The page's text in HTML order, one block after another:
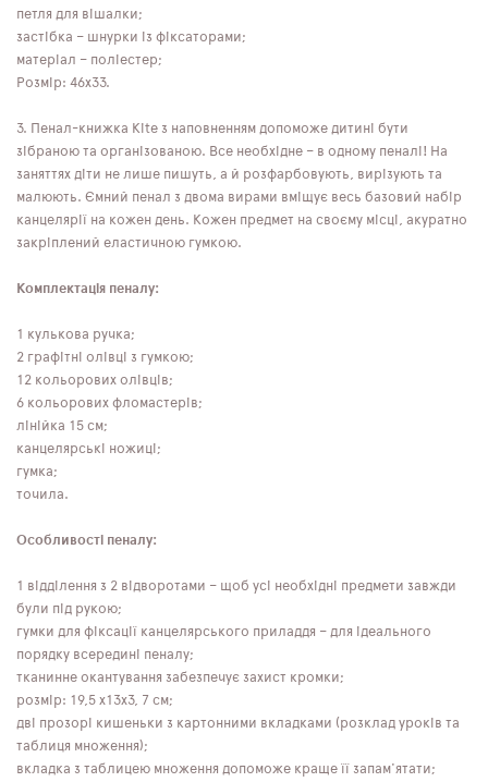
петля для вішалки;
застібка – шнурки із фіксаторами;
матеріал – поліестер;
Розмір: 46x33.
3. Пенал-книжка Kite з наповненням допоможе дитині бути
зібраною та організованою. Все необхідне – в одному пеналі! На
заняттях діти не лише пишуть, а й розфарбовують, вирізують та
малюють. Ємний пенал з двома вирами вміщує весь базовий набір
канцелярії на кожен день. Кожен предмет на своєму місці, акуратно
закріплений еластичною гумкою.
Комплектація пеналу:
1 кулькова ручка;
2 графітні олівці з гумкою;
12 кольорових олівців;
6 кольорових фломастерів;
лінійка 15 см;
канцелярські ножиці;
гумка;
точила.
Особливості пеналу:
1 відділення з 2 відворотами – щоб усі необхідні предмети завжди
були під рукою;
гумки для фіксації канцелярського приладдя – для ідеального
порядку всередині пеналу;
тканинне окантування забезпечує захист кромки;
розмір: 19,5 x13x3, 7 см;
дві прозорі кишеньки з картонними вкладками (розклад уроків та
таблиця множення);
вкладка з таблицею множення допоможе краще її запам'ятати;